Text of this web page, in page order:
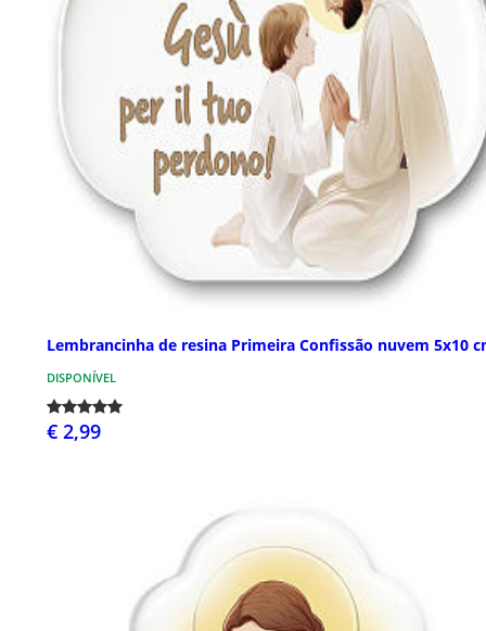
Lembrancinha de resina Primeira Confissão nuvem 5x10
DISPONÍVEL
€ 2,99